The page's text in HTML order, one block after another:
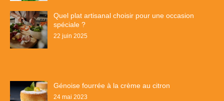
Quel plat artisanal choisir pour une occasion
spéciale ?
22 juin 2025
Génoise fourrée à la crème au citron
24 mai 2023